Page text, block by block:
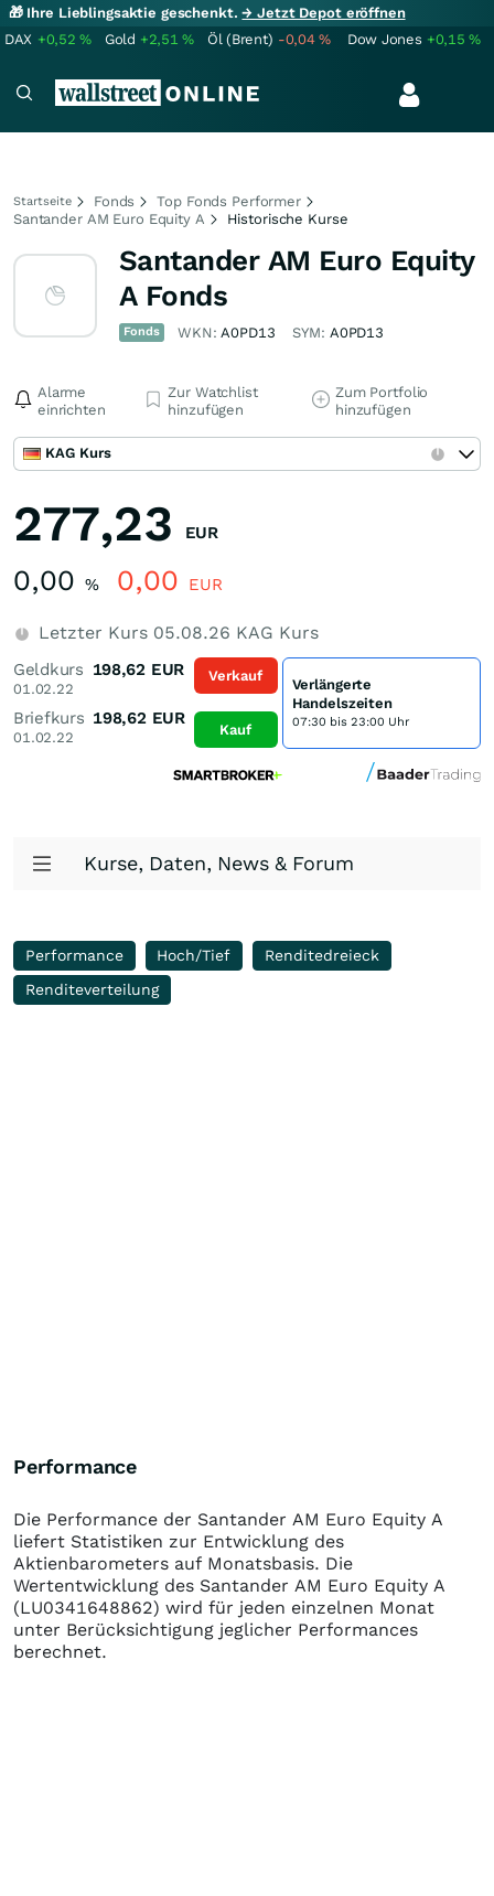
🎁 Ihre Lieblingsaktie geschenkt.→ Jetzt Depot eröffnen
DAX +0,52% Gold +2,51% Öl (Brent) -0,04% Dow Jones +0,15%
Startseite Fonds
Top Fonds Performer
Santander AM Euro Equity A
Historische Kurse
Santander AM Euro Equity
A Fonds
Fonds WKN:A0PD13 SYM: A0PD13
Alarme
einrichten
Zur Watchlist
hinzufügen
Zum Portfolio
hinzufügen
KAG Kurs
277,23 EUR
0,00 % 0,00 EUR
Letzter Kurs 05.08.26 KAG Kurs
Geldkurs
01.02.22
198,62 EUR
Briefkurs
01.02.22
198,62 EUR
Verkauf
Kauf
Verlängerte
Handelszeiten
07:30 bis 23:00 Uhr
Kurse, Daten, News & Forum
Performance Hoch/Tief
Renditedreieck
Renditeverteilung
Performance
Die Performance der Santander AM Euro Equity A
liefert Statistiken zur Entwicklung des
Aktienbarometers auf Monatsbasis. Die
Wertentwicklung des Santander AM Euro Equity A
(LU0341648862) wird für jeden einzelnen Monat
unter Berücksichtigung jeglicher Performances
berechnet.